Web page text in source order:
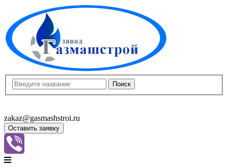
zakaz@gasmashstroi.ru
Оставить заявку